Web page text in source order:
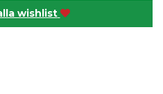
wishlist